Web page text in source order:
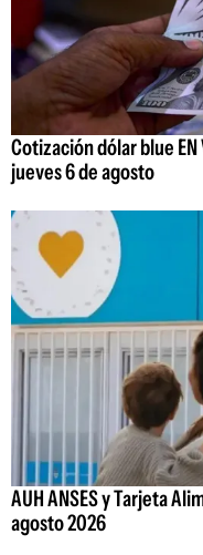
Cotización dólar blue EN
jueves 6 de agosto
AUH ANSES y Tarjeta
agosto 2026